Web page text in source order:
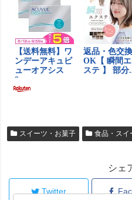
スイーツ・お菓子 食品・スイ
シェ
Twitter